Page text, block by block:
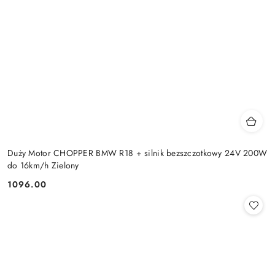
Duży Motor CHOPPER BMW R18 + silnik bezszczotkowy 24V 200W
do 16km/h Zielony
Cena:
1096.00